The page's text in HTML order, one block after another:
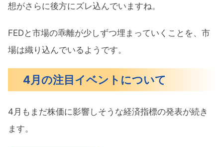
想がさらに後方にズレ込んでいますね。
FEDと市場の乖離が少しずつ埋まっていくことを、市
場は織り込んでいるようです。
4月の注目イベントについて
4月もまだ株価に影響しそうな経済指標の発表が続き
ます。